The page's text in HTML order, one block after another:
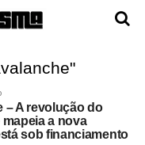
– A revolução do
a nova
sob financiamento